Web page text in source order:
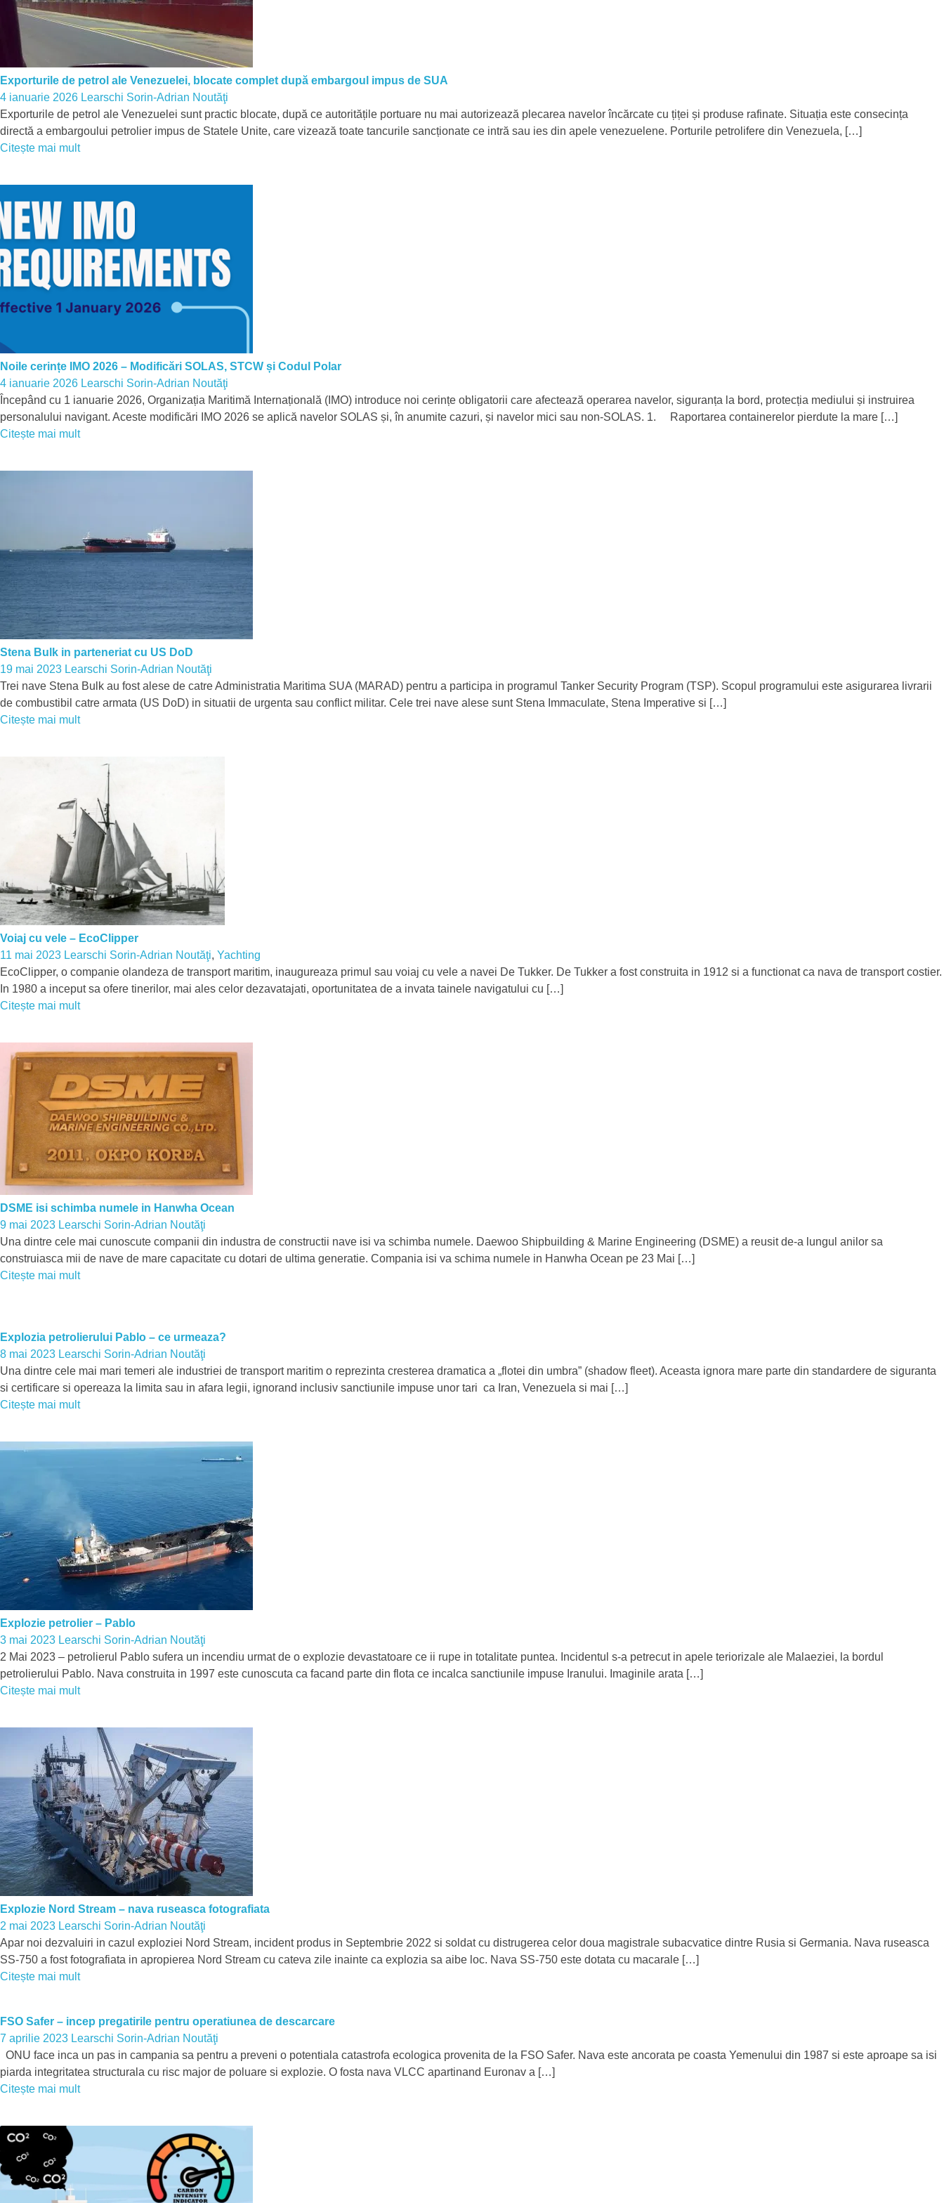
Exporturile de petrol ale Venezuelei, blocate complet după embargoul impus de SUA
4 ianuarie 2026 Learschi Sorin-Adrian Noutăţi
Exporturile de petrol ale Venezuelei sunt practic blocate, după ce autoritățile portuare nu mai autorizează plecarea navelor încărcate cu țiței și produse rafinate. Situația este consecința
directă a embargoului petrolier impus de Statele Unite, care vizează toate tancurile sancționate ce intră sau ies din apele venezuelene. Porturile petrolifere din Venezuela, […]
Citește mai mult
Noile cerințe IMO 2026 – Modificări SOLAS, STCW și Codul Polar
4 ianuarie 2026 Learschi Sorin-Adrian Noutăţi
Începând cu 1 ianuarie 2026, Organizația Maritimă Internațională (IMO) introduce noi cerințe obligatorii care afectează operarea navelor, siguranța la bord, protecția mediului și instruirea
personalului navigant. Aceste modificări IMO 2026 se aplică navelor SOLAS și, în anumite cazuri, și navelor mici sau non-SOLAS. 1. Raportarea containerelor pierdute la mare […]
Citește mai mult
Stena Bulk in parteneriat cu US DoD
19 mai 2023 Learschi Sorin-Adrian Noutăţi
Trei nave Stena Bulk au fost alese de catre Administratia Maritima SUA (MARAD) pentru a participa in programul Tanker Security Program (TSP). Scopul programului este asigurarea livrarii
de combustibil catre armata (US DoD) in situatii de urgenta sau conflict militar. Cele trei nave alese sunt Stena Immaculate, Stena Imperative si […]
Citește mai mult
Voiaj cu vele – EcoClipper
11 mai 2023 Learschi Sorin-Adrian Noutăţi, Yachting
EcoClipper, o companie olandeza de transport maritim, inaugureaza primul sau voiaj cu vele a navei De Tukker. De Tukker a fost construita in 1912 si a functionat ca nava de transport costier.
In 1980 a inceput sa ofere tinerilor, mai ales celor dezavatajati, oportunitatea de a invata tainele navigatului cu […]
Citește mai mult
DSME isi schimba numele in Hanwha Ocean
9 mai 2023 Learschi Sorin-Adrian Noutăţi
Una dintre cele mai cunoscute companii din industra de constructii nave isi va schimba numele. Daewoo Shipbuilding & Marine Engineering (DSME) a reusit de-a lungul anilor sa
construiasca mii de nave de mare capacitate cu dotari de ultima generatie. Compania isi va schima numele in Hanwha Ocean pe 23 Mai […]
Citește mai mult
Explozia petrolierului Pablo – ce urmeaza?
8 mai 2023 Learschi Sorin-Adrian Noutăţi
Una dintre cele mai mari temeri ale industriei de transport maritim o reprezinta cresterea dramatica a „flotei din umbra” (shadow fleet). Aceasta ignora mare parte din standardere de siguranta
si certificare si opereaza la limita sau in afara legii, ignorand inclusiv sanctiunile impuse unor tari ca Iran, Venezuela si mai […]
Citește mai mult
Explozie petrolier – Pablo
3 mai 2023 Learschi Sorin-Adrian Noutăţi
2 Mai 2023 – petrolierul Pablo sufera un incendiu urmat de o explozie devastatoare ce ii rupe in totalitate puntea. Incidentul s-a petrecut in apele teriorizale ale Malaeziei, la bordul
petrolierului Pablo. Nava construita in 1997 este cunoscuta ca facand parte din flota ce incalca sanctiunile impuse Iranului. Imaginile arata […]
Citește mai mult
Explozie Nord Stream – nava ruseasca fotografiata
2 mai 2023 Learschi Sorin-Adrian Noutăţi
Apar noi dezvaluiri in cazul exploziei Nord Stream, incident produs in Septembrie 2022 si soldat cu distrugerea celor doua magistrale subacvatice dintre Rusia si Germania. Nava ruseasca
SS-750 a fost fotografiata in apropierea Nord Stream cu cateva zile inainte ca explozia sa aibe loc. Nava SS-750 este dotata cu macarale […]
Citește mai mult
FSO Safer – incep pregatirile pentru operatiunea de descarcare
7 aprilie 2023 Learschi Sorin-Adrian Noutăţi
ONU face inca un pas in campania sa pentru a preveni o potentiala catastrofa ecologica provenita de la FSO Safer. Nava este ancorata pe coasta Yemenului din 1987 si este aproape sa isi
piarda integritatea structurala cu risc major de poluare si explozie. O fosta nava VLCC apartinand Euronav a […]
Citește mai mult